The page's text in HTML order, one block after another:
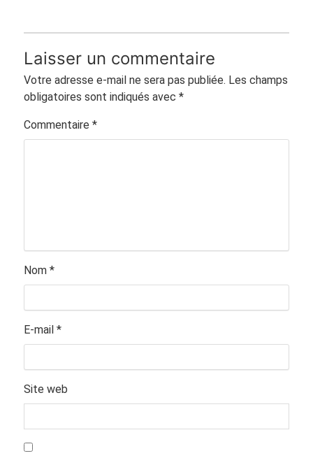
Laisser un commentaire
Votre adresse e-mail ne sera pas publiée. Les champs
obligatoires sont indiqués avec *
Commentaire *
Nom *
E-mail *
Site web